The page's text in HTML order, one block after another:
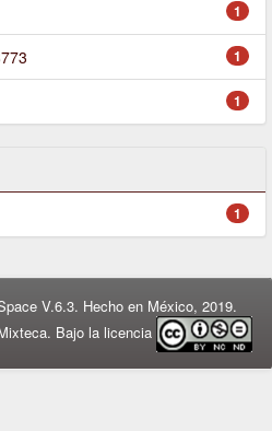
1
1
1
1
V.6.3. Hecho en México, 2019.
Bajo la licencia